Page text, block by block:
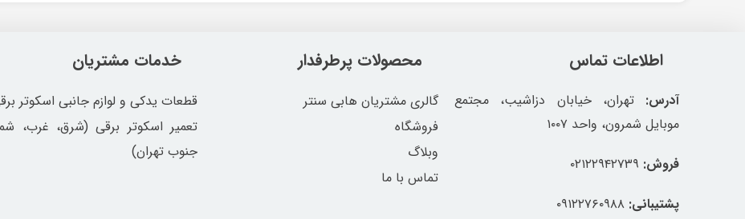
اطلاعات تماس
آدرس: تهران، خیابان دزاشیب، مجتمع
موبایل شمرون، واحد ۱۰۰۷
فروش:
پشتیبانی:
محصولات پرطرفدار
گالری مشتریان هابی سنتر
فروشگاه
وبلاگ
تماس با ما
خدمات مشتریان
قطعات یدکی و لوازم جانبی اسکوتر
تعمیر اسکوتر برقی (شرق، غرب،
جنوب تهران)